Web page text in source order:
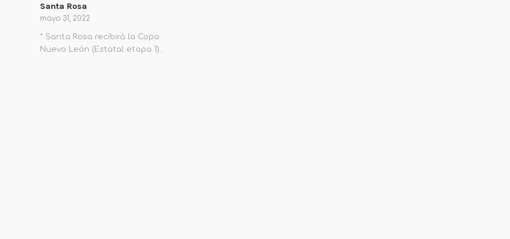
Santa Rosa
mayo 31, 2022
* Santa Rosa recibirá la Copa
Nuevo León (Estatal etapa 1)…